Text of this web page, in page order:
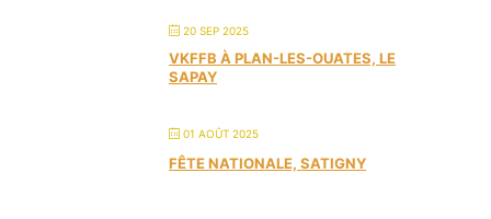
20 SEP 2025
VKFFB À PLAN-LES-OUATES, LE
SAPAY
01 AOÛT 2025
FÊTE NATIONALE, SATIGNY